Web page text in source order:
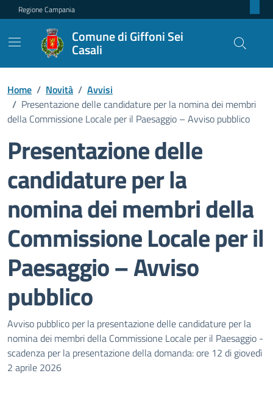
Regione Campania
Comune di Giffoni Sei
Casali
Home / Novità / Avvisi
/ Presentazione delle candidature per la nomina dei membri
della Commissione Locale per il Paesaggio – Avviso pubblico
Presentazione delle
candidature per la
nomina dei membri della
Commissione Locale per il
Paesaggio – Avviso
pubblico
Dettagli della notizia
Avviso pubblico per la presentazione delle candidature per la
nomina dei membri della Commissione Locale per il Paesaggio -
scadenza per la presentazione della domanda: ore 12 di giovedì
2 aprile 2026